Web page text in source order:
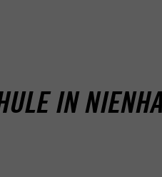
IN